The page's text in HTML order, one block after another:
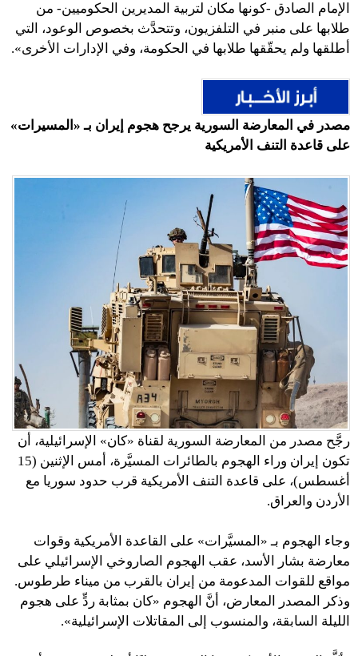
الإمام الصادق -كونها مكان لتربية المديرين الحكوميين- من
طلابها على منبر في التلفزيون، وتتحدَّث بخصوص الوعود، التي
أطلقها ولم يحقّقها طلابها في الحكومة، وفي الإدارات الأخرى».
مصدر في المعارضة السورية يرجح هجوم إيران بـ «المسيرات»
على قاعدة التنف الأمريكية
رجَّح مصدر من المعارضة السورية لقناة «كان» الإسرائيلية، أن
تكون إيران وراء الهجوم بالطائرات المسيَّرة، أمس الإثنين (15
أغسطس)، على قاعدة التنف الأمريكية قرب حدود سوريا مع
الأردن والعراق.
وجاء الهجوم بـ «المسيَّرات» على القاعدة الأمريكية وقوات
معارضة بشار الأسد، عقب الهجوم الصاروخي الإسرائيلي على
مواقع للقوات المدعومة من إيران بالقرب من ميناء طرطوس.
وذكر المصدر المعارض، أنَّ الهجوم «كان بمثابة ردٍّ على هجوم
الليلة السابقة، والمنسوب إلى المقاتلات الإسرائيلية».